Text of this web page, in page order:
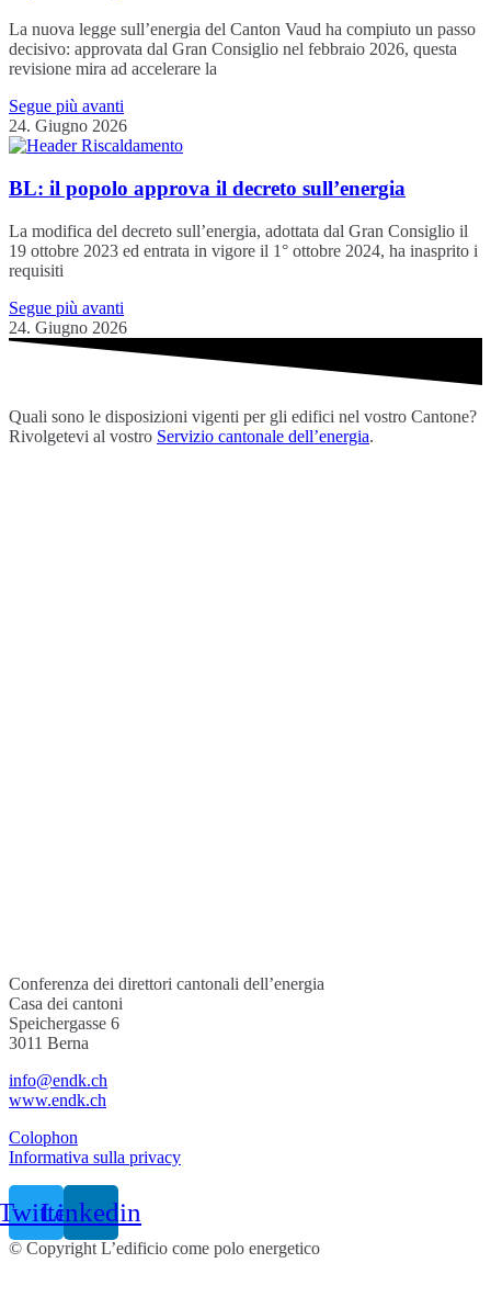
La nuova legge sull’energia del Canton Vaud ha compiuto un passo
decisivo: approvata dal Gran Consiglio nel febbraio 2026, questa
revisione mira ad accelerare la
Segue più avanti
24. Giugno 2026
BL: il popolo approva il decreto sull’energia
La modifica del decreto sull’energia, adottata dal Gran Consiglio il
19 ottobre 2023 ed entrata in vigore il 1° ottobre 2024, ha inasprito i
requisiti
Segue più avanti
24. Giugno 2026
Quali sono le disposizioni vigenti per gli edifici nel vostro Cantone?
Rivolgetevi al vostro Servizio cantonale dell’energia.
Conferenza dei direttori cantonali dell’energia
Casa dei cantoni
Speichergasse 6
3011 Berna
info@endk.ch
www.endk.ch
Colophon
Informativa sulla privacy
Linkedin
© Copyright L’edificio come polo energetico